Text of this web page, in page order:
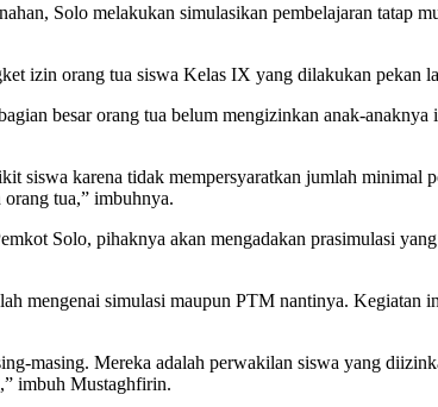
Solo melakukan simulasikan pembelajaran tatap
izin orang tua siswa Kelas IX yang dilakukan pekan
besar orang tua belum mengizinkan anak-
karena tidak mempersyaratkan jumlah minimal
tua,” imbuhnya.
Solo, pihaknya akan mengadakan prasimulasi
mengenai simulasi maupun PTM nantinya. Kegiatan
masing. Mereka adalah perwakilan siswa yang
imbuh Mustaghfirin.